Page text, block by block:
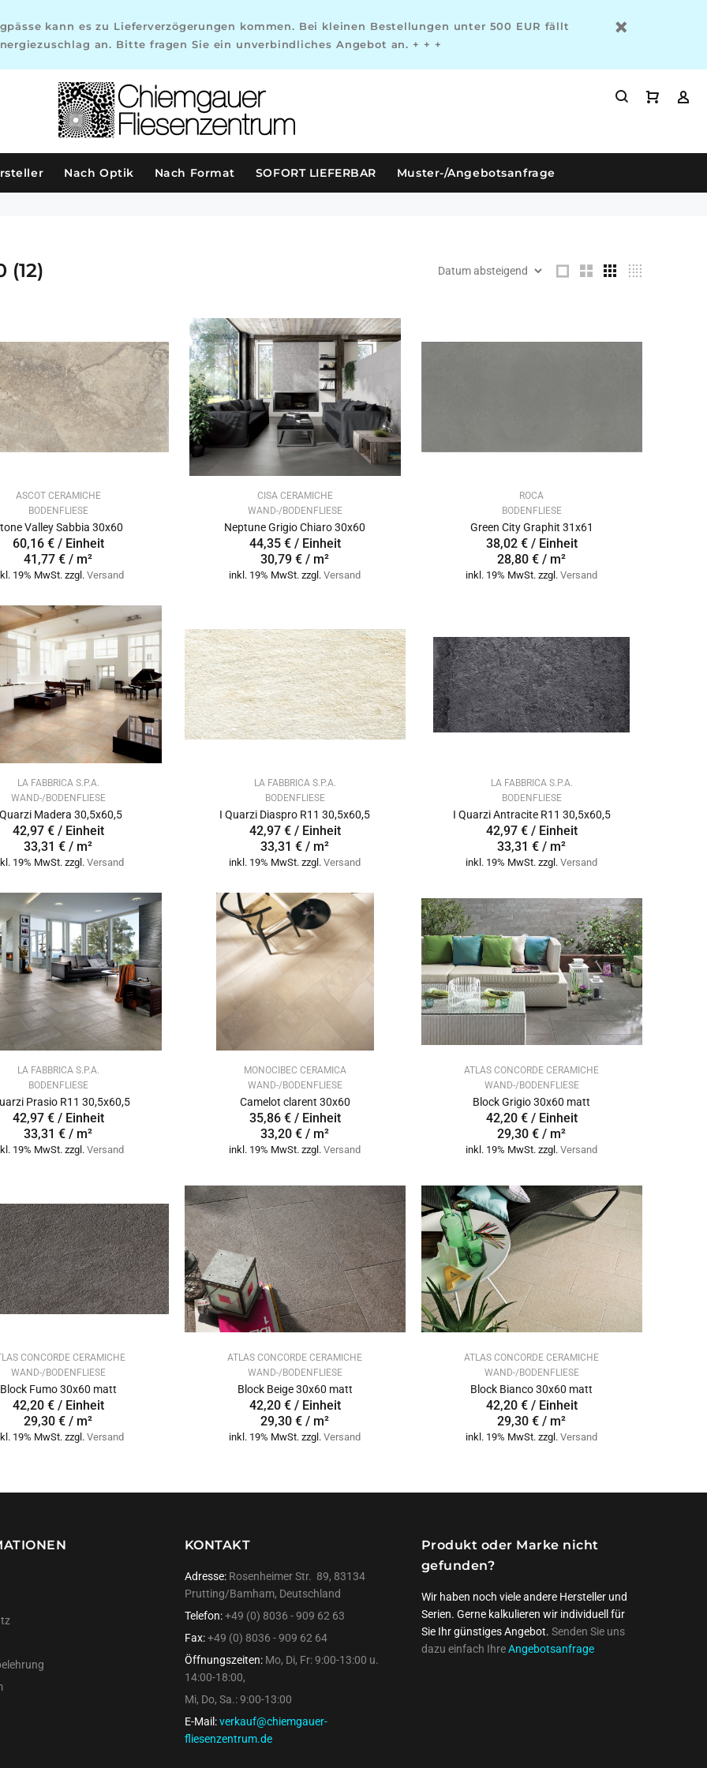
kann es zu Lieferverzögerungen kommen. Bei kleinen Bestellungen unter 500 EUR fällt
an. Bitte fragen Sie ein unverbindliches Angebot an. + + +
Nach Optik Nach Format SOFORT LIEFERBAR Muster-/Angebotsanfrage
(12)
ASCOT CERAMICHE
BODENFLIESE
Valley Sabbia 30x60
60,16 € / Einheit
41,77 € / m²
19% MwSt. zzgl.Versand
CISA CERAMICHE
WAND-/BODENFLIESE
Neptune Grigio Chiaro 30x60
44,35 € / Einheit
30,79 € / m²
inkl. 19% MwSt. zzgl.Versand
ROCA
BODENFLIESE
Green City Graphit 31x61
38,02 € / Einheit
28,80 € / m²
inkl. 19% MwSt. zzgl.Versand
LA FABBRICA S.P.A.
WAND-/BODENFLIESE
Madera 30,5x60,5
42,97 € / Einheit
33,31 € / m²
19% MwSt. zzgl.Versand
LA FABBRICA S.P.A.
BODENFLIESE
I Quarzi Diaspro R11 30,5x60,5
42,97 € / Einheit
33,31 € / m²
inkl. 19% MwSt. zzgl.Versand
LA FABBRICA S.P.A.
BODENFLIESE
I Quarzi Antracite R11 30,5x60,5
42,97 € / Einheit
33,31 € / m²
inkl. 19% MwSt. zzgl.Versand
LA FABBRICA S.P.A.
BODENFLIESE
Prasio R11 30,5x60,5
42,97 € / Einheit
33,31 € / m²
19% MwSt. zzgl.Versand
MONOCIBEC CERAMICA
WAND-/BODENFLIESE
Camelot clarent 30x60
35,86 € / Einheit
33,20 € / m²
inkl. 19% MwSt. zzgl.Versand
ATLAS CONCORDE CERAMICHE
WAND-/BODENFLIESE
Block Grigio 30x60 matt
42,20 € / Einheit
29,30 € / m²
inkl. 19% MwSt. zzgl.Versand
CONCORDE CERAMICHE
WAND-/BODENFLIESE
Block Fumo 30x60 matt
42,20 € / Einheit
29,30 € / m²
19% MwSt. zzgl.Versand
ATLAS CONCORDE CERAMICHE
WAND-/BODENFLIESE
Block Beige 30x60 matt
42,20 € / Einheit
29,30 € / m²
inkl. 19% MwSt. zzgl.Versand
ATLAS CONCORDE CERAMICHE
WAND-/BODENFLIESE
Block Bianco 30x60 matt
42,20 € / Einheit
29,30 € / m²
inkl. 19% MwSt. zzgl.Versand
KONTAKT
Adresse: Rosenheimer Str. 89, 83134
Prutting/Bamham, Deutschland
Telefon:+49 (0) 8036 - 909 62 63
Fax:+49 (0) 8036 - 909 62 64
Öffnungszeiten: Mo, Di, Fr: 9:00-13:00 u.
14:00-18:00,
Mi, Do, Sa.: 9:00-13:00
E-Mail:verkauf@chiemgauer-
fliesenzentrum.de
Produkt oder Marke nicht
gefunden?
Wir haben noch viele andere Hersteller und
Serien. Gerne kalkulieren wir individuell für
Sie Ihr günstiges Angebot. Senden Sie uns
dazu einfach IhreAngebotsanfrage